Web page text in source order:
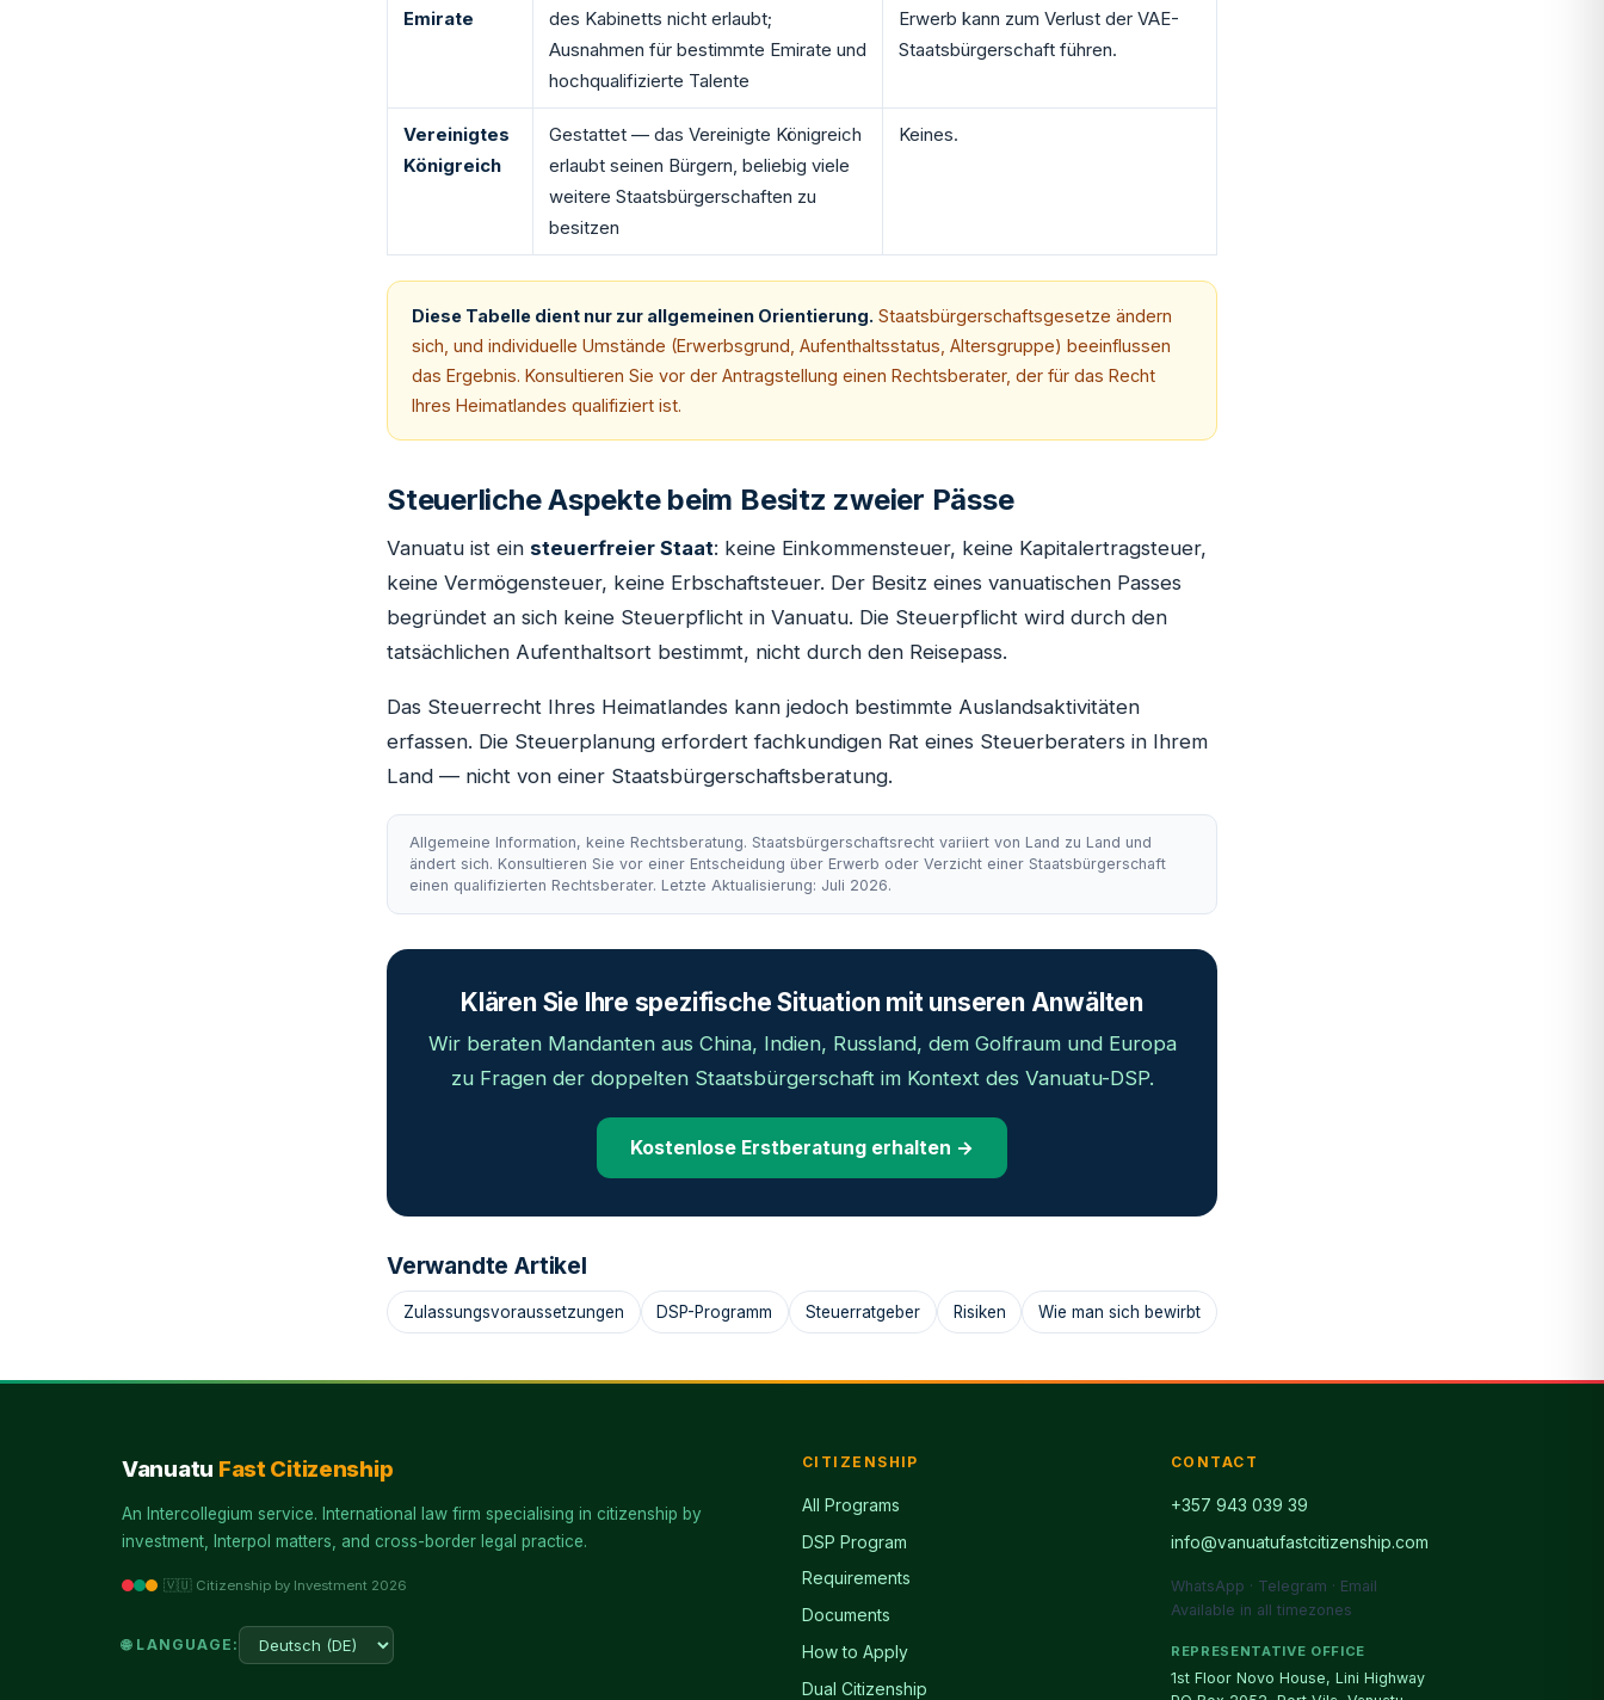
Emirate
des Kabinetts nicht erlaubt;
Ausnahmen für bestimmte Emirate und
hochqualifizierte Talente
Erwerb kann zum Verlust der VAE-
Staatsbürgerschaft führen.
Vereinigtes
Königreich
Gestattet — das Vereinigte Königreich
erlaubt seinen Bürgern, beliebig viele
weitere Staatsbürgerschaften zu
besitzen
Keines.
Diese Tabelle dient nur zur allgemeinen Orientierung. Staatsbürgerschaftsgesetze ändern
sich, und individuelle Umstände (Erwerbsgrund, Aufenthaltsstatus, Altersgruppe) beeinflussen
das Ergebnis. Konsultieren Sie vor der Antragstellung einen Rechtsberater, der für das Recht
Ihres Heimatlandes qualifiziert ist.
Steuerliche Aspekte beim Besitz zweier Pässe
Vanuatu ist ein steuerfreier Staat: keine Einkommensteuer, keine Kapitalertragsteuer,
keine Vermögensteuer, keine Erbschaftsteuer. Der Besitz eines vanuatischen Passes
begründet an sich keine Steuerpflicht in Vanuatu. Die Steuerpflicht wird durch den
tatsächlichen Aufenthaltsort bestimmt, nicht durch den Reisepass.
Das Steuerrecht Ihres Heimatlandes kann jedoch bestimmte Auslandsaktivitäten
erfassen. Die Steuerplanung erfordert fachkundigen Rat eines Steuerberaters in Ihrem
Land — nicht von einer Staatsbürgerschaftsberatung.
Allgemeine Information, keine Rechtsberatung. Staatsbürgerschaftsrecht variiert von Land zu Land und
ändert sich. Konsultieren Sie vor einer Entscheidung über Erwerb oder Verzicht einer Staatsbürgerschaft
einen qualifizierten Rechtsberater. Letzte Aktualisierung: Juli 2026.
Klären Sie Ihre spezifische Situation mit unseren Anwälten
Wir beraten Mandanten aus China, Indien, Russland, dem Golfraum und Europa
zu Fragen der doppelten Staatsbürgerschaft im Kontext des Vanuatu-DSP.
Kostenlose Erstberatung erhalten →
Verwandte Artikel
Zulassungsvoraussetzungen DSP-Programm Steuerratgeber Risiken Wie man sich bewirbt
Vanuatu Fast Citizenship
An Intercollegium service. International law firm specialising in citizenship by
investment, Interpol matters, and cross-border legal practice.
🇻🇺 Citizenship by Investment 2026
🌐 LANGUAGE:
CITIZENSHIP
All Programs
DSP Program
Requirements
Documents
How to Apply
Dual Citizenship
CONTACT
+357 943 039 39
info@vanuatufastcitizenship.com
WhatsApp · Telegram · Email
Available in all timezones
REPRESENTATIVE OFFICE
1st Floor Novo House, Lini Highway